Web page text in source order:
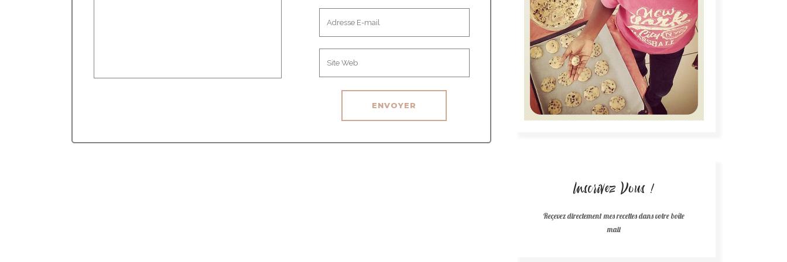
Inscrivez Vous !
Reçevez directement mes recettes dans votre boîte
mail